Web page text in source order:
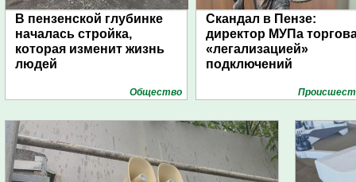
В пензенской глубинке
началась стройка,
которая изменит жизнь
людей
Общество
Скандал в Пензе:
директор МУПа
«легализацией»
подключений